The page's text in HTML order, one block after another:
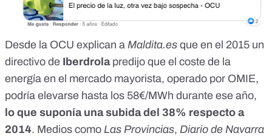
Desde la OCU explican a Maldita.es que en el 2015 un
directivo de Iberdrolapredijo que el coste de la
energía en el mercado mayorista, operado por OMIE,
podría elevarse hasta los 58€/MWh durante ese año,
lo que suponía una subida del 38% respecto a
2014. Medios como Las Provincias, Diario de Navarra